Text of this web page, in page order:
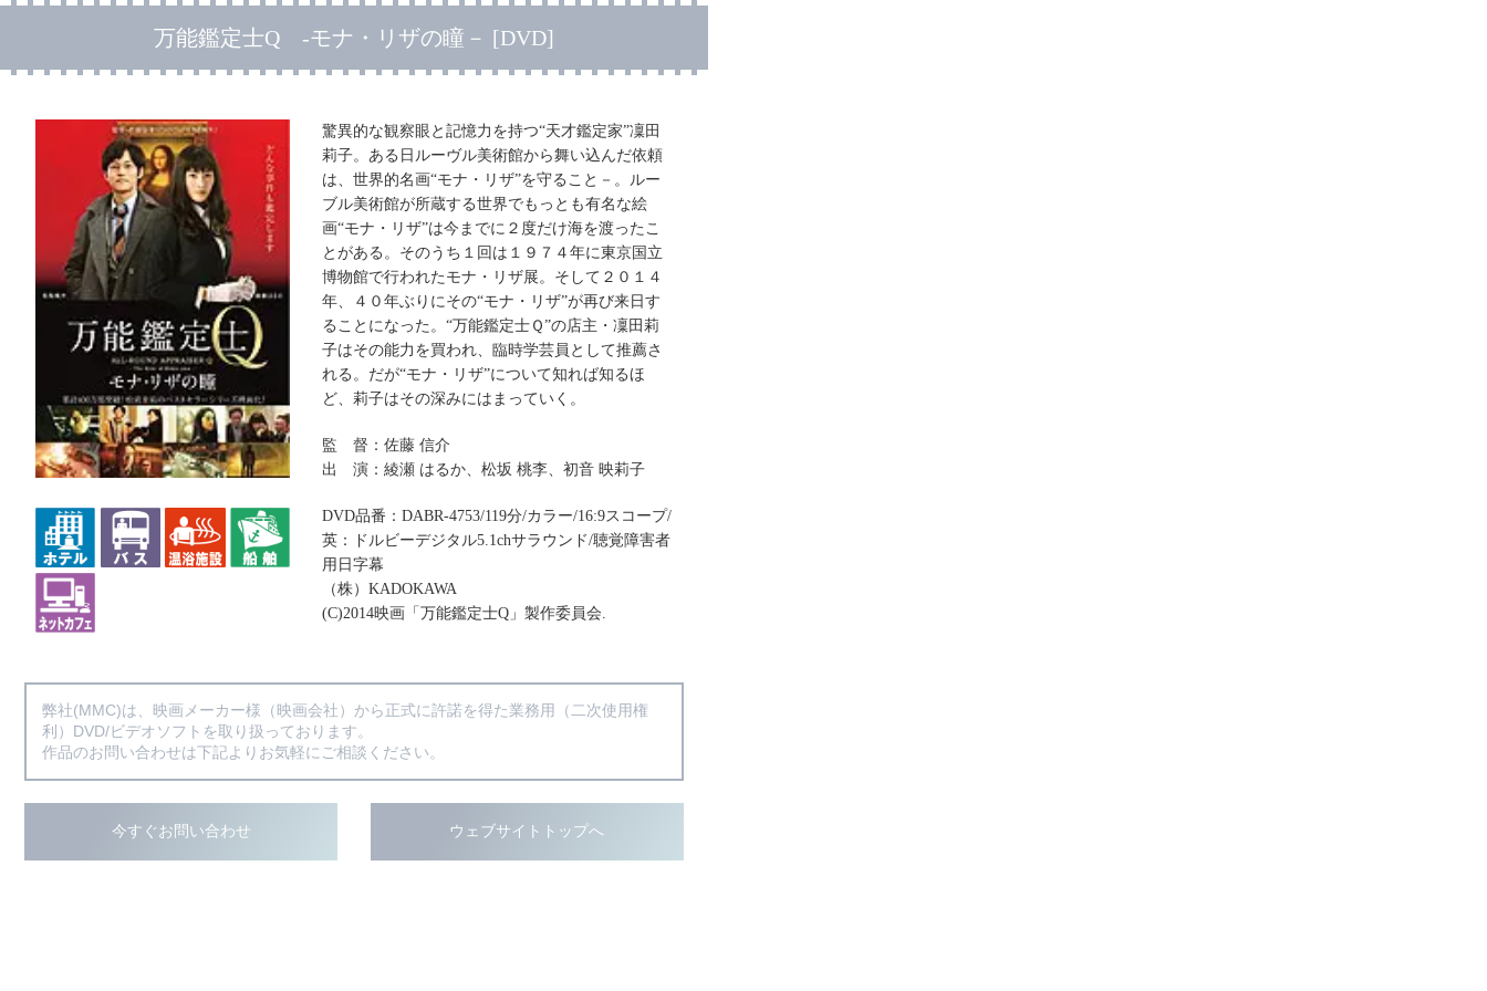
万能鑑定士Q -モナ・リザの瞳－ [DVD]
驚異的な観察眼と記憶力を持つ“天才鑑定家”凜田
莉子。ある日ルーヴル美術館から舞い込んだ依頼
は、世界的名画“モナ・リザ”を守ること－。ルー
ブル美術館が所蔵する世界でもっとも有名な絵
画“モナ・リザ”は今までに２度だけ海を渡ったこ
とがある。そのうち１回は１９７４年に東京国立
博物館で行われたモナ・リザ展。そして２０１４
年、４０年ぶりにその“モナ・リザ”が再び来日す
ることになった。“万能鑑定士Ｑ”の店主・凜田莉
子はその能力を買われ、臨時学芸員として推薦さ
れる。だが“モナ・リザ”について知れば知るほ
ど、莉子はその深みにはまっていく。
監 督：佐藤 信介
出 演：綾瀬 はるか、松坂 桃李、初音 映莉子
DVD品番：DABR-4753/119分/カラー/16:9スコープ/
英：ドルビーデジタル5.1chサラウンド/聴覚障害者
用日字幕
（株）KADOKAWA
(C)2014映画「万能鑑定士Q」製作委員会.
弊社(MMC)は、映画メーカー様（映画会社）から正式に許諾を得た業務用（二次使用権
利）DVD/ビデオソフトを取り扱っております。
作品のお問い合わせは下記よりお気軽にご相談ください。
今すぐお問い合わせ ウェブサイトトップへ